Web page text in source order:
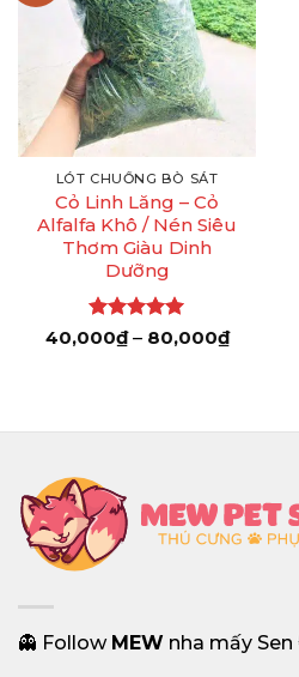
LÓT CHUỒNG BÒ SÁT
Cỏ Linh Lăng – Cỏ
Alfalfa Khô / Nén Siêu
Thơm Giàu Dinh
Dưỡng
Được xếp
40,000₫ – 80,000₫Khoảng
👻 Follow MEW nha mấy Sen